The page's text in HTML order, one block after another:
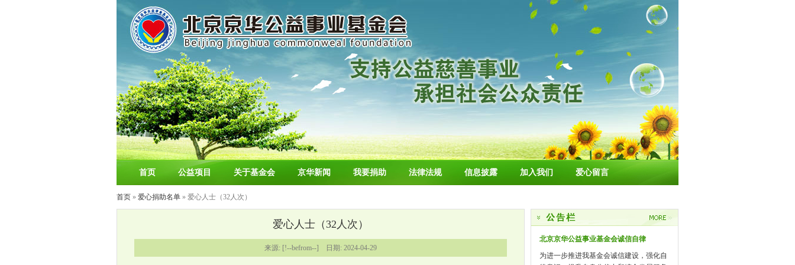
首页 公益项目 关于基金会 京华新闻 我要捐助 法律法规 信息披露 加入我们 爱心留言
首页 » 爱心捐助名单 » 爱心人士（32人次）
爱心人士（32人次）
来源: [!--befrom--] 日期: 2024-04-29
北京京华公益事业基金会诚信自律
为进一步推进我基金会诚信建设，强化自